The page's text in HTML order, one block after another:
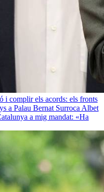
i complir els acords: els fronts
a Palau Bernat Surroca Albet
a mig mandat: «Ha